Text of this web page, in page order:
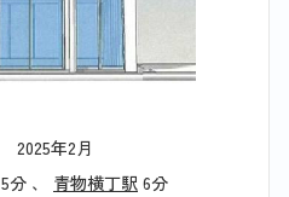
2025年2月
5分 、 青物横丁駅 6分